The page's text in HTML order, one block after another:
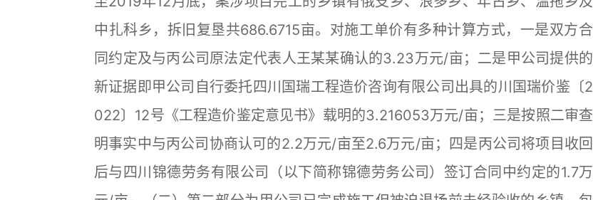
中扎科乡，拆旧复垦共686.6715亩。对施工单价有多种计算方式，一是双方合
同约定及与丙公司原法定代表人王某某确认的3.23万元/亩；二是甲公司提供的
新证据即甲公司自行委托四川国瑞工程造价咨询有限公司出具的川国瑞价鉴〔2
022〕12号《工程造价鉴定意见书》载明的3.216053万元/亩；三是按照二审查
明事实中与丙公司协商认可的2.2万元/亩至2.6万元/亩；四是丙公司将项目收回
后与四川锦德劳务有限公司（以下简称锦德劳务公司）签订合同中约定的1.7万